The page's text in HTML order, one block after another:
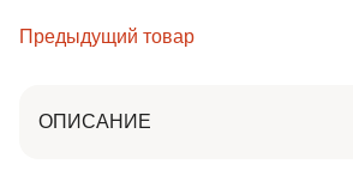
Предыдущий товар
ОПИСАНИЕ